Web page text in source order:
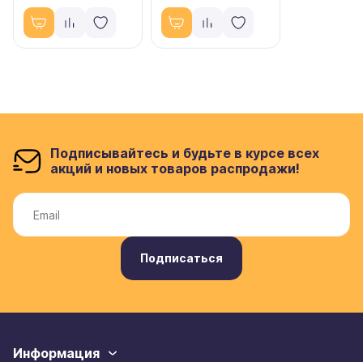
Подписывайтесь и будьте в курсе всех
акций и новых товаров распродажи!
Подписаться
Информация